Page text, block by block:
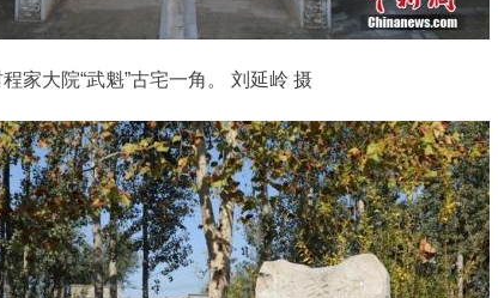
大院“武魁”古宅一角。 刘延岭 摄